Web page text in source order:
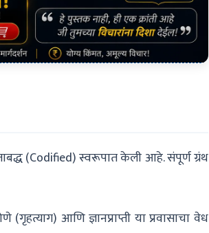
(Codified) स्वरूपात केली आहे. संपूर्ण ग्रंथ
(गृहत्याग) आणि ज्ञानप्राप्ती या प्रवासाचा वेध